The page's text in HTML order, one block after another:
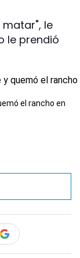
matar", le
le prendió
el rancho en